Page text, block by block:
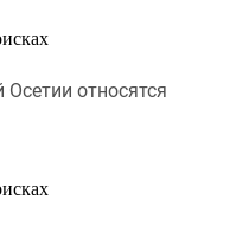
относятся